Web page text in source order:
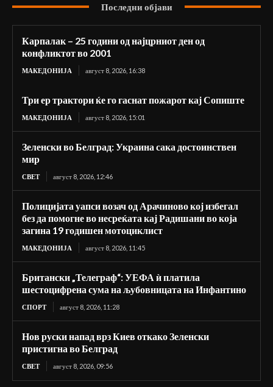
Последни објави
Карпалак – 25 години од најцрниот ден од
конфликтот во 2001
МАКЕДОНИЈА август 8, 2026, 16:38
Три ер трактори ќе го гаснат пожарот кај Сопиште
МАКЕДОНИЈА август 8, 2026, 15:01
Зеленски во Белград: Украина сака достоинствен
мир
СВЕТ август 8, 2026, 12:46
Полицијата уапси возач од Арачиново кој избегал
без да помогне во несреќата кај Радишани во која
загина 19 годишен мотоциклист
МАКЕДОНИЈА август 8, 2026, 11:45
Британски „Телеграф“: УЕФА ѝ платила
шестоцифрена сума на љубовницата на Инфантино
СПОРТ август 8, 2026, 11:28
Нов руски напад врз Киев откако Зеленски
пристигна во Белград
СВЕТ август 8, 2026, 09:56